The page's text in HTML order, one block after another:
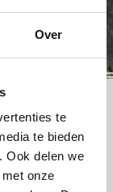
Over
te
te bieden
Ook delen we
onze
Het
voorzien.